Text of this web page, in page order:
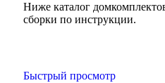
Ниже каталог
сборки по инструкции.
Быстрый просмотр